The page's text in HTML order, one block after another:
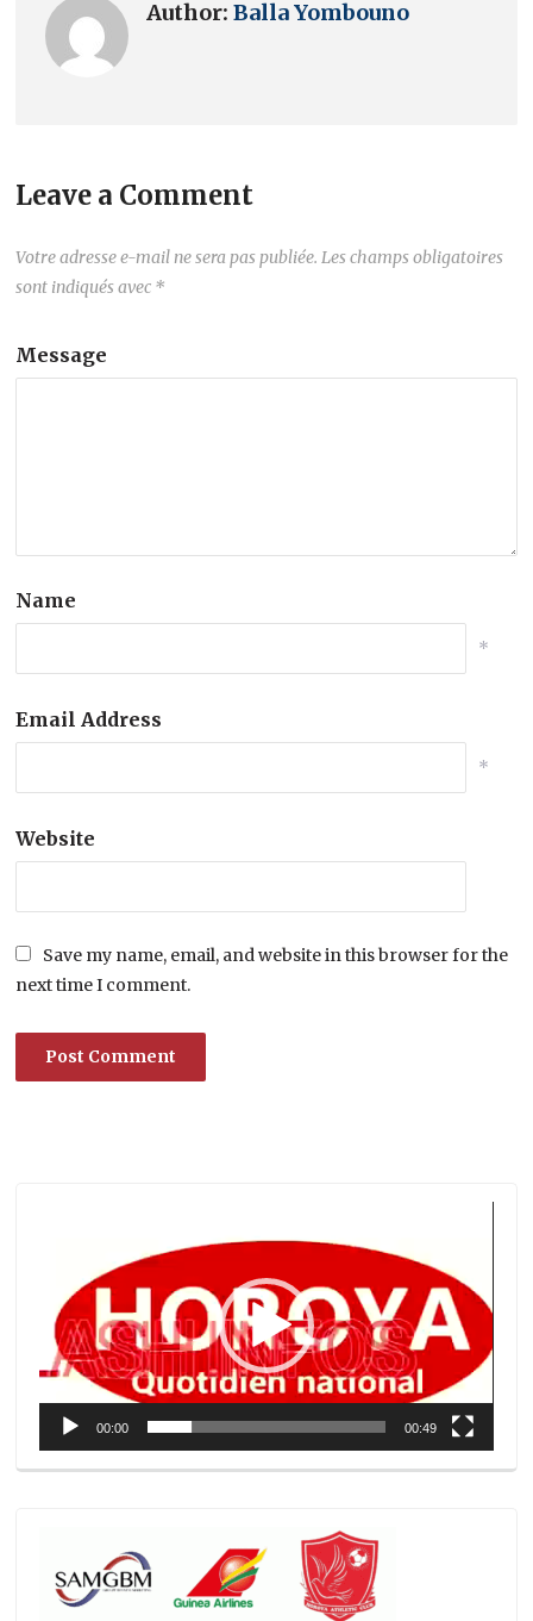
Author:Balla Yombouno
Leave a Comment
Votre adresse e-mail ne sera pas publiée. Les champs obligatoires
sont indiqués avec *
Message
Name
*
Email Address
*
Website
Save my name, email, and website in this browser for the
next time I comment.
00:00 00:49